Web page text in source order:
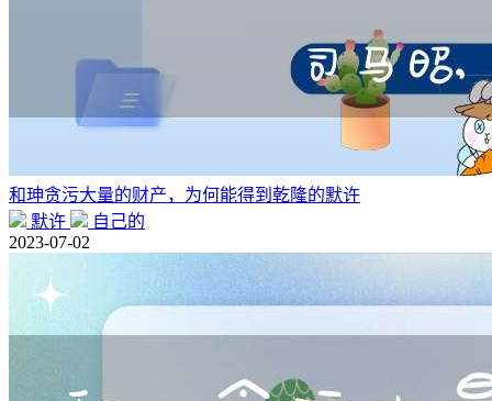
和珅贪污大量的财产，为何能得到乾隆的默许
默许
自己的
2023-07-02